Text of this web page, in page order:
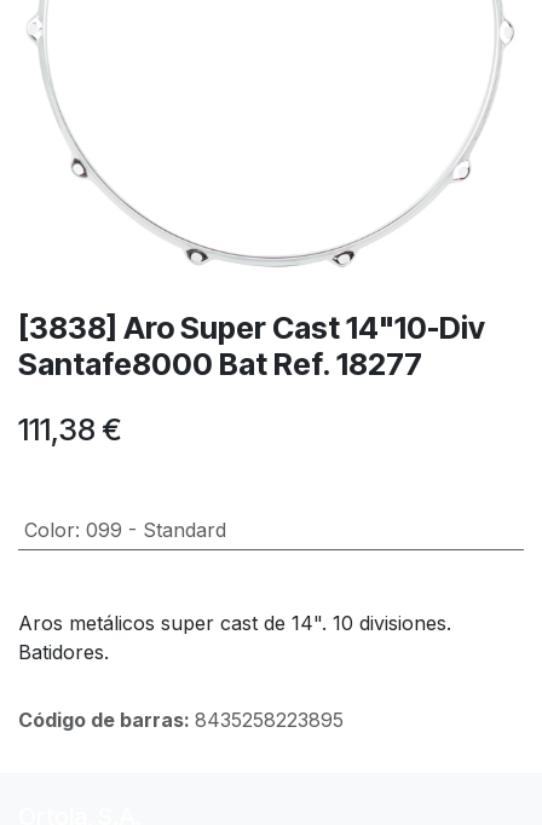
[3838] Aro Super Cast 14"10-Div
Santafe8000 Bat Ref. 18277
111,38 €
Color: 099 - Standard
Aros metálicos super cast de 14". 10 divisiones.
Batidores.
Código de barras: 8435258223895